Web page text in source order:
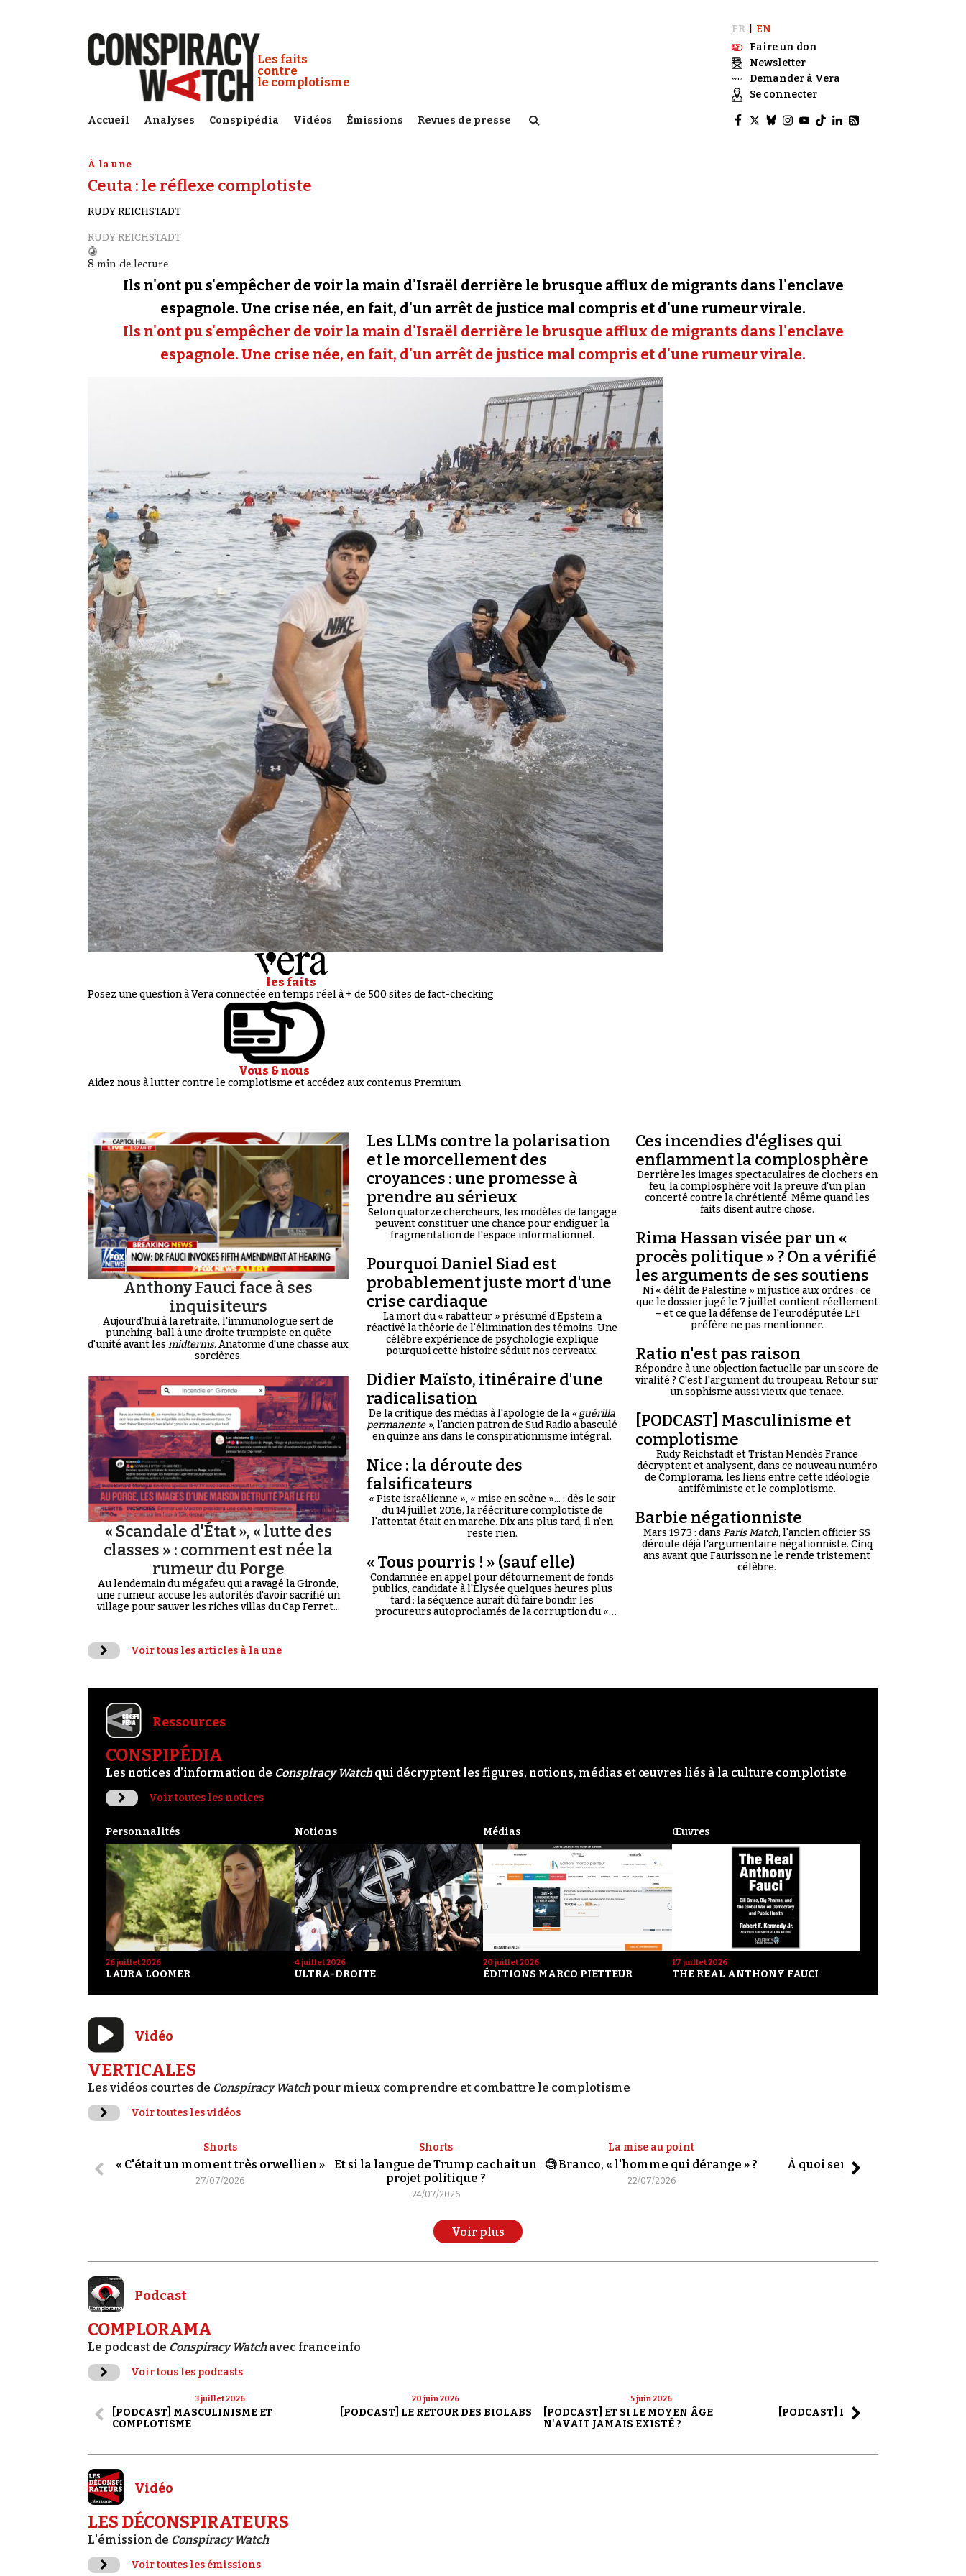
Conspiracy Watch :
Les faits
contre
le complotisme
Accueil Analyses Conspipédia Vidéos Émissions Revues de presse
FR
EN
Faire un don
Newsletter
Demander à Vera
Se connecter
À la une
Ceuta : le réflexe complotiste
RUDY REICHSTADT
RUDY REICHSTADT
8 min de lecture
Ils n'ont pu s'empêcher de voir la main d'Israël derrière le brusque afflux de migrants dans l'enclave
espagnole. Une crise née, en fait, d'un arrêt de justice mal compris et d'une rumeur virale.
Ils n'ont pu s'empêcher de voir la main d'Israël derrière le brusque afflux de migrants dans l'enclave
espagnole. Une crise née, en fait, d'un arrêt de justice mal compris et d'une rumeur virale.
les faits
Posez une question à Vera connectée en temps réel à + de 500 sites de fact-checking
Vous & nous
Aidez nous à lutter contre le complotisme et accédez aux contenus Premium
Anthony Fauci face à ses
inquisiteurs
Aujourd'hui à la retraite, l'immunologue sert de
punching-ball à une droite trumpiste en quête
d'unité avant les midterms. Anatomie d'une chasse aux
sorcières.
« Scandale d'État », « lutte des
classes » : comment est née la
rumeur du Porge
Au lendemain du mégafeu qui a ravagé la Gironde,
une rumeur accuse les autorités d'avoir sacrifié un
village pour sauver les riches villas du Cap Ferret...
Les LLMs contre la polarisation
et le morcellement des
croyances : une promesse à
prendre au sérieux
Selon quatorze chercheurs, les modèles de langage
peuvent constituer une chance pour endiguer la
fragmentation de l'espace informationnel.
Pourquoi Daniel Siad est
probablement juste mort d'une
crise cardiaque
La mort du « rabatteur » présumé d'Epstein a
réactivé la théorie de l'élimination des témoins. Une
célèbre expérience de psychologie explique
pourquoi cette histoire séduit nos cerveaux.
Didier Maïsto, itinéraire d'une
radicalisation
De la critique des médias à l'apologie de la« guérilla
permanente », l'ancien patron de Sud Radio a basculé
en quinze ans dans le conspirationnisme intégral.
Nice : la déroute des
falsificateurs
« Piste israélienne », « mise en scène »... : dès le soir
du 14 juillet 2016, la réécriture complotiste de
l'attentat était en marche. Dix ans plus tard, il n'en
reste rien.
« Tous pourris ! » (sauf elle)
Condamnée en appel pour détournement de fonds
publics, candidate à l'Élysée quelques heures plus
tard : la séquence aurait dû faire bondir les
procureurs autoproclamés de la corruption du «
Ces incendies d'églises qui
enflamment la complosphère
Derrière les images spectaculaires de clochers en
feu, la complosphère voit la preuve d'un plan
concerté contre la chrétienté. Même quand les
faits disent autre chose.
Rima Hassan visée par un «
procès politique » ? On a vérifié
les arguments de ses soutiens
Ni « délit de Palestine » ni justice aux ordres : ce
que le dossier jugé le 7 juillet contient réellement
– et ce que la défense de l'eurodéputée LFI
préfère ne pas mentionner.
Ratio n'est pas raison
Répondre à une objection factuelle par un score de
viralité ? C'est l'argument du troupeau. Retour sur
un sophisme aussi vieux que tenace.
[PODCAST] Masculinisme et
complotisme
Rudy Reichstadt et Tristan Mendès France
décryptent et analysent, dans ce nouveau numéro
de Complorama, les liens entre cette idéologie
antiféministe et le complotisme.
Barbie négationniste
Mars 1973 : dans Paris Match, l'ancien officier SS
déroule déjà l'argumentaire négationniste. Cinq
ans avant que Faurisson ne le rende tristement
célèbre.
Voir tous les articles à la une
Ressources
CONSPIPÉDIA
Les notices d’information de Conspiracy Watchqui décryptent les figures, notions, médias et œuvres liés à la culture complotiste
Voir toutes les notices
Personnalités
26 juillet 2026
LAURA LOOMER
Notions
4 juillet 2026
ULTRA-DROITE
Médias
20 juillet 2026
ÉDITIONS MARCO PIETTEUR
Œuvres
17 juillet 2026
THE REAL ANTHONY FAUCI
Vidéo
VERTICALES
Les vidéos courtes de Conspiracy Watchpour mieux comprendre et combattre le complotisme
Voir toutes les vidéos
Shorts
« C'était un moment très orwellien »
27/07/2026
Shorts
Et si la langue de Trump cachait un
projet politique ?
24/07/2026
La mise au point
🧐 Branco, « l'homme qui dérange » ?
22/07/2026
À quoi servent les slogans ?
Voir plus
Podcast
COMPLORAMA
Le podcast de Conspiracy Watchavec franceinfo
Voir tous les podcasts
3 juillet 2026
[PODCAST] MASCULINISME ET
COMPLOTISME
20 juin 2026
[PODCAST] LE RETOUR DES BIOLABS
5 juin 2026
[PODCAST] ET SI LE MOYEN ÂGE
N'AVAIT JAMAIS EXISTÉ ?
[PODCAST] LA SAGA ALEX JONES
Vidéo
LES DÉCONSPIRATEURS
L'émission de Conspiracy Watch
Voir toutes les émissions